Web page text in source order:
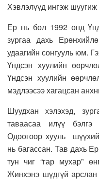
Хэвлэлүүд ингэж
Ер нь бол 1992 онд
зургаа дахь
удаагийн сонгууль юм.
Үндсэн хуулийн
Үндсэн хуулийн
мэдлээсээ хагацсан
Шуудхан хэлэхэд,
таваасаа илүү бэлгэ
Одоогоор хууль
нь багассан. Тав дахь
тун чиг “гар мухар”
Жинхэнэ шүдгүй